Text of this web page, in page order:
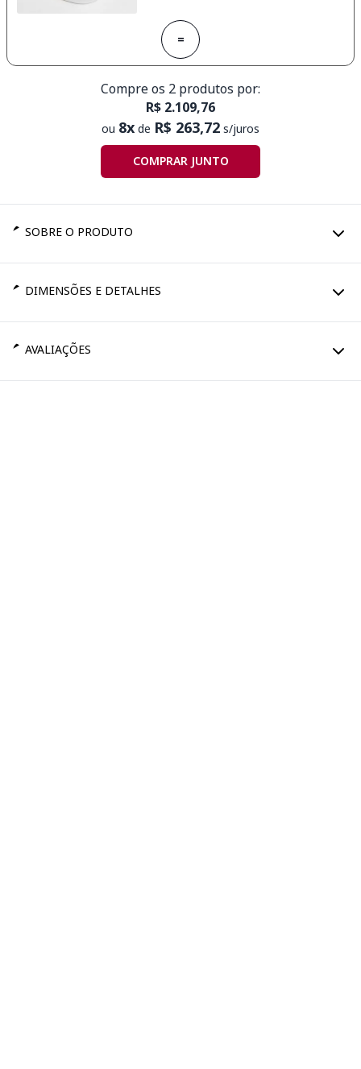
=
Compre os 2 produtos por:
R$ 2.109,76
ou 8x de R$ 263,72 s/juros
COMPRAR JUNTO
SOBRE O PRODUTO
DIMENSÕES E DETALHES
AVALIAÇÕES